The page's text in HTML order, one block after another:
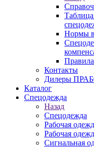
Таблица
Нормы
Контакты
Дилеры
Каталог
Спецодежда
Назад
Спецодежда
Рабочая
Рабочая
Сигнальная